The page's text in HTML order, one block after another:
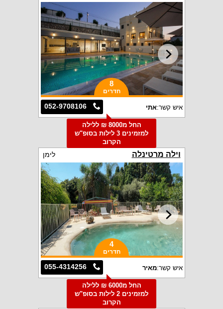
8
חדרים
052-9708106 איש קשר:אתי
החל מ8000 ₪ ללילה
למזמינים 3 לילות בסופ"ש
הקרוב
וילה מרטינלה לימן
4
חדרים
055-4314256 איש קשר:מאיר
החל מ6000 ₪ ללילה
למזמינים 2 לילות בסופ"ש
הקרוב